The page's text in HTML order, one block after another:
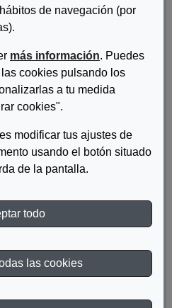
de navegación (por
más información. Puedes
cookies pulsando los
a tu medida
cookies".
modificar tus ajustes de
usando el botón situado
de la pantalla.
todo
las cookies
de Cambio de
pasado en el futuro
Fundación ONCE
para todos.
agencias y
ONCE
los trapos sucios de la